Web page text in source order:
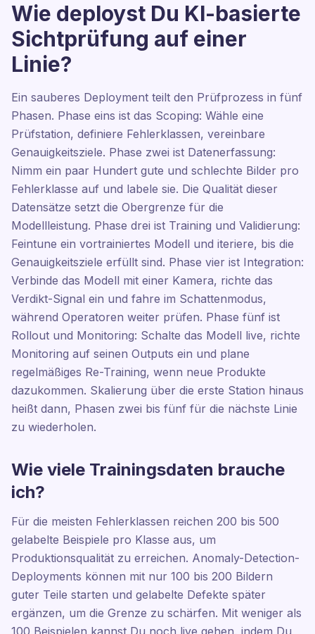
Wie deployst Du KI-basierte
Sichtprüfung auf einer
Linie?
Ein sauberes Deployment teilt den Prüfprozess in fünf
Phasen. Phase eins ist das Scoping: Wähle eine
Prüfstation, definiere Fehlerklassen, vereinbare
Genauigkeitsziele. Phase zwei ist Datenerfassung:
Nimm ein paar Hundert gute und schlechte Bilder pro
Fehlerklasse auf und labele sie. Die Qualität dieser
Datensätze setzt die Obergrenze für die
Modellleistung. Phase drei ist Training und Validierung:
Feintune ein vortrainiertes Modell und iteriere, bis die
Genauigkeitsziele erfüllt sind. Phase vier ist Integration:
Verbinde das Modell mit einer Kamera, richte das
Verdikt-Signal ein und fahre im Schattenmodus,
während Operatoren weiter prüfen. Phase fünf ist
Rollout und Monitoring: Schalte das Modell live, richte
Monitoring auf seinen Outputs ein und plane
regelmäßiges Re-Training, wenn neue Produkte
dazukommen. Skalierung über die erste Station hinaus
heißt dann, Phasen zwei bis fünf für die nächste Linie
zu wiederholen.
Wie viele Trainingsdaten brauche
ich?
Für die meisten Fehlerklassen reichen 200 bis 500
gelabelte Beispiele pro Klasse aus, um
Produktionsqualität zu erreichen. Anomaly-Detection-
Deployments können mit nur 100 bis 200 Bildern
guter Teile starten und gelabelte Defekte später
ergänzen, um die Grenze zu schärfen. Mit weniger als
100 Beispielen kannst Du noch live gehen, indem Du